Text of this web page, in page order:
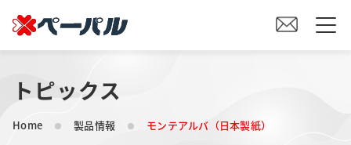
HOME
初めての方へ
トピックス
Home 製品情報 モンテアルバ（日本製紙）